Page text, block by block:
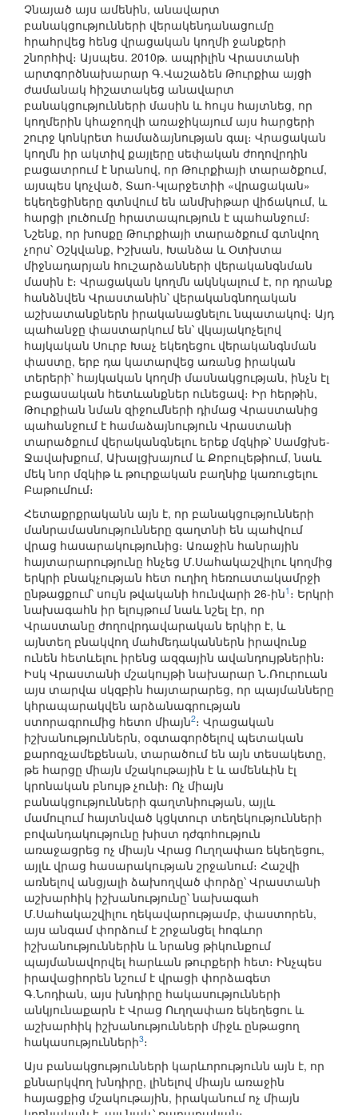
Չնայած այս ամենին, անավարտ
բանակցությունների վերակենդանացումը
հրահրվեց հենց վրացական կողմի ջանքերի
շնորհիվ։ Այսպես. 2010թ. ապրիլին Վրաստանի
արտգործնախարար Գ.Վաշաձեն Թուրքիա այցի
ժամանակ հիշատակեց անավարտ
բանակցությունների մասին և հույս հայտնեց, որ
կողմերին կհաջողվի առաջիկայում այս հարցերի
շուրջ կոնկրետ համաձայնության գալ։ Վրացական
կողմն իր ակտիվ քայլերը սեփական ժողովրդին
բացատրում է նրանով, որ Թուրքիայի տարածքում,
այսպես կոչված, Տաո-Կլարջետիի «վրացական»
եկեղեցիները գտնվում են անմխիթար վիճակում, և
հարցի լուծումը հրատապություն է պահանջում։
Նշենք, որ խոսքը Թուրքիայի տարածքում գտնվող
չորս՝ Օշկվանք, Իշխան, Խանձա և Օտխտա
միջնադարյան հուշարձանների վերականգնման
մասին է։ Վրացական կողմն ակնկալում է, որ դրանք
հանձնվեն Վրաստանին՝ վերականգնողական
աշխատանքներն իրականացնելու նպատակով։ Այդ
պահանջը փաստարկում են՝ վկայակոչելով
հայկական Սուրբ Խաչ եկեղեցու վերականգնման
փաստը, երբ դա կատարվեց առանց իրական
տերերի՝ հայկական կողմի մասնակցության, ինչն էլ
բացասական հետևանքներ ունեցավ։ Իր հերթին,
Թուրքիան նման զիջումների դիմաց Վրաստանից
պահանջում է համաձայնություն Վրաստանի
տարածքում վերականգնելու երեք մզկիթ՝ Սամցխե-
Ջավախքում, Ախալցխայում և Քոբուլեթիում, նաև
մեկ նոր մզկիթ և թուրքական բաղնիք կառուցելու
Բաթումում։
Հետաքրքրականն այն է, որ բանակցությունների
մանրամասնությունները գաղտնի են պահվում
վրաց հասարակությունից։ Առաջին հանրային
հայտարարությունը հնչեց Մ.Սահակաշվիլու կողմից
երկրի բնակչության հետ ուղիղ հեռուստակամրջի
ընթացքում՝ սույն թվականի հունվարի 26-ին1 ։ Երկրի
նախագահն իր ելույթում նաև նշել էր, որ
Վրաստանը ժողովրդավարական երկիր է, և
այնտեղ բնակվող մահմեդականներն իրավունք
ունեն հետևելու իրենց ազգային ավանդույթներին։
Իսկ Վրաստանի մշակույթի նախարար Ն.Ռուրուան
այս տարվա սկզբին հայտարարեց, որ պայմանները
կհրապարակվեն արձանագրության
ստորագրումից հետո միայն2։ Վրացական
իշխանություններն, օգտագործելով պետական
քարոզչամեքենան, տարածում են այն տեսակետը,
թե հարցը միայն մշակութային է և ամենևին էլ
կրոնական բնույթ չունի։ Ոչ միայն
բանակցությունների գաղտնիության, այլև
մամուլում հայտնված կցկտուր տեղեկությունների
բովանդակությունը խիստ դժգոհություն
առաջացրեց ոչ միայն Վրաց Ուղղափառ եկեղեցու,
այլև վրաց հասարակության շրջանում։ Հաշվի
առնելով անցյալի ձախողված փորձը՝ Վրաստանի
աշխարհիկ իշխանությունը՝ նախագահ
Մ.Սահակաշվիլու ղեկավարությամբ, փաստորեն,
այս անգամ փորձում է շրջանցել հոգևոր
իշխանություններին և նրանց թիկունքում
պայմանավորվել հարևան թուրքերի հետ։ Ինչպես
իրավացիորեն նշում է վրացի փորձագետ
Գ.Նոդիան, այս խնդիրը հակասությունների
անկյունաքարն է Վրաց Ուղղափառ եկեղեցու և
աշխարհիկ իշխանությունների միջև ընթացող
հակասությունների3։
Այս բանակցությունների կարևորությունն այն է, որ
քննարկվող խնդիրը, լինելով միայն առաջին
հայացքից մշակութային, իրականում ոչ միայն